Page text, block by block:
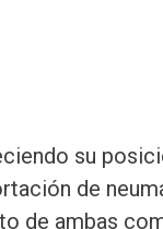
su
de
de ambas